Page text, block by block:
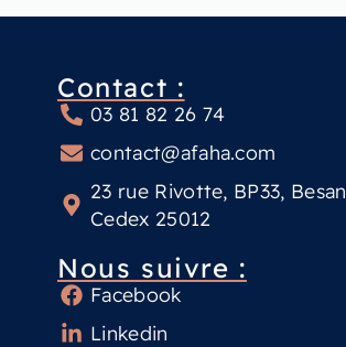
Contact :
03 81 82 26 74
contact@afaha.com
23 rue Rivotte, BP33,
Cedex 25012
Nous suivre :
Facebook
Linkedin